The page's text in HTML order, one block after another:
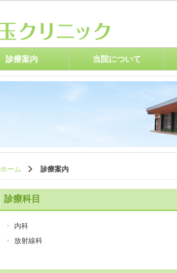
診療案内 当院について
ホーム 診療案内
診療科目
内科
放射線科